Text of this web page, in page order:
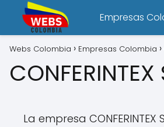
Empresas
Webs Colombia Empresas Colombia
CONFERINTEX
La empresa